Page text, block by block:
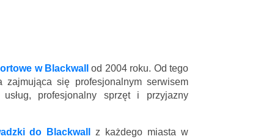
w Blackwall
od 2004 roku. Od tego
się profesjonalnym serwisem
profesjonalny sprzęt i przyjazny
do Blackwall
z każdego miasta w